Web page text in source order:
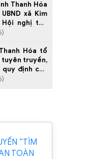
Thanh Hóa
xã Kim
nghị tập
giải ở cơ
Hóa tổ
tuyên truyền,
định của
dựng cấp
cận pháp
“TÌM
TOÀN